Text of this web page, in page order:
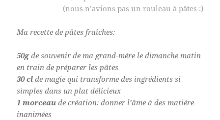
(nous n’avions pas un rouleau à pâtes :)
Ma recette de pâtes fraîches:
50gde souvenir de ma grand-mère le dimanche matin
en train de préparer les pâtes
30 cl de magie qui transforme des ingrédients si
simples dans un plat délicieux
1 morceau de création: donner l’âme à des matière
inanimées